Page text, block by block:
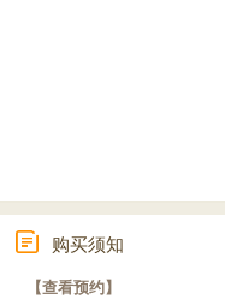
购买须知
【查看预约】